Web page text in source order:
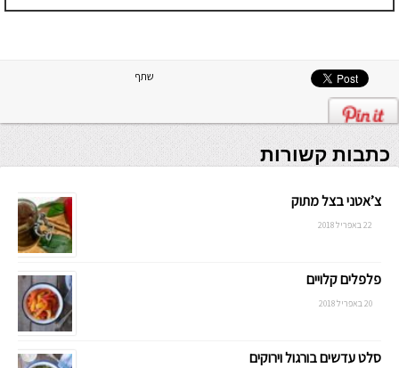
שתף
כתבות קשורות
צ’אטני בצל מתוק
22 באפריל 2018
פלפלים קלויים
20 באפריל 2018
סלט עדשים בורגול וירוקים